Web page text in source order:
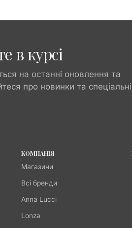
в курсі
на останні оновлення та
про новинки та
КОМПАНІЯ
Магазини
Всі бренди
Anna Lucci
Lonza